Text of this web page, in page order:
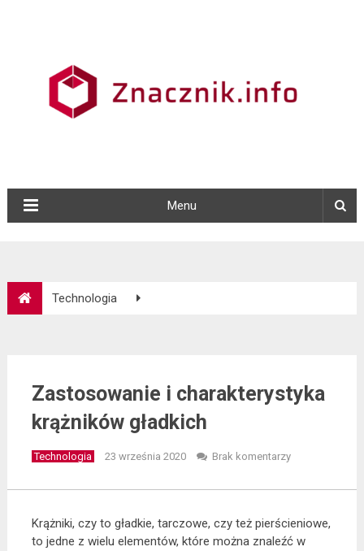
Menu
Technologia
Zastosowanie i charakterystyka
krążników gładkich
Technologia 23 września 2020 Brak komentarzy
Krążniki, czy to gładkie, tarczowe, czy też pierścieniowe,
to jedne z wielu elementów, które można znaleźć w